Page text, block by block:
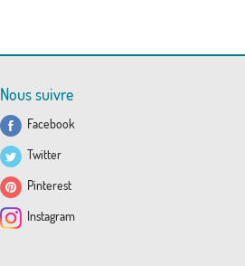
Nous suivre
Facebook
Twitter
Pinterest
Instagram